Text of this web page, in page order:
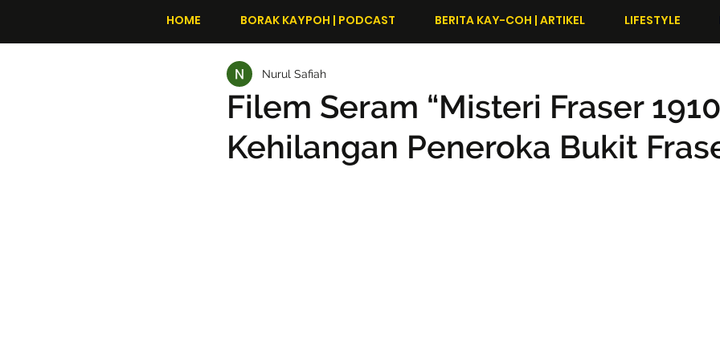
HOME BORAK KAYPOH | PODCAST BERITA KAY-COH | ARTIKEL LIFESTYLE
Filem Seram “Misteri Fraser
Kehilangan Peneroka Bukit
Nurul Safiah